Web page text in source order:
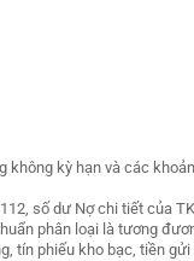
không kỳ hạn và các
số dư Nợ chi tiết của
phân loại là tương
tín phiếu kho bạc, tiền